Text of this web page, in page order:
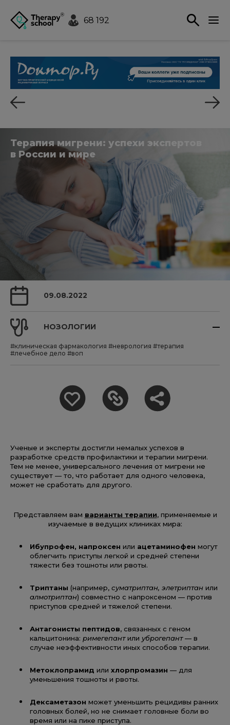
68 192
Терапия мигрени: успехи экспертов
в России и мире
09.08.2022
НОЗОЛОГИИ
#клиническая фармакология #неврология #терапия
#лечебное дело #воп
Ученые и эксперты достигли немалых успехов в
разработке средств профилактики и терапии мигрени.
Тем не менее, универсального лечения от мигрени не
существует — то, что работает для одного человека,
может не сработать для другого.
Представляем вам варианты терапии, применяемые и
изучаемые в ведущих клиниках мира:
Ибупрофен, напроксен или ацетаминофен могут
облегчить приступы легкой и средней степени
тяжести без тошноты или рвоты.
Триптаны (например, суматриптан, элетриптан или
алмотриптан) совместно с напроксеном — против
приступов средней и тяжелой степени.
Антагонисты пептидов, связанных с геном
кальцитонина: римегепантили уброгепант— в
случае неэффективности иных способов терапии.
Метоклопрамид или хлорпромазин — для
уменьшения тошноты и рвоты.
Дексаметазон может уменьшить рецидивы ранних
головных болей, но не снимает головные боли во
время или на пике приступа.